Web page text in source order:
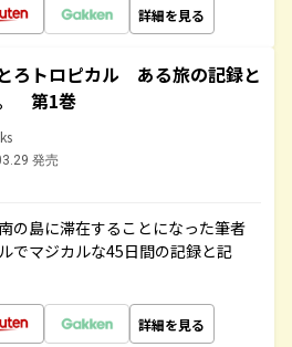
詳細を見る
ろトロピカル ある旅の記録と
第1巻
発売
の島に滞在することになった筆者
でマジカルな45日間の記録と記
詳細を見る